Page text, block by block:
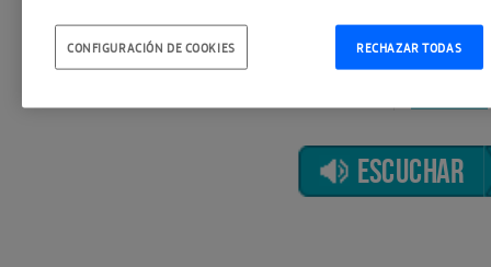
ESCUCHAR
RECHAZAR TODAS
CONFIGURACIÓN DE COOKIES